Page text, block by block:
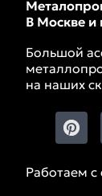
В Москве и
Большой
на наших
Работаем с